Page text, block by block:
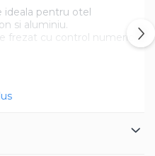
ideala pentru otel
si aluminiu.
frezat cu control numeric
a aschiilor.
riscul de